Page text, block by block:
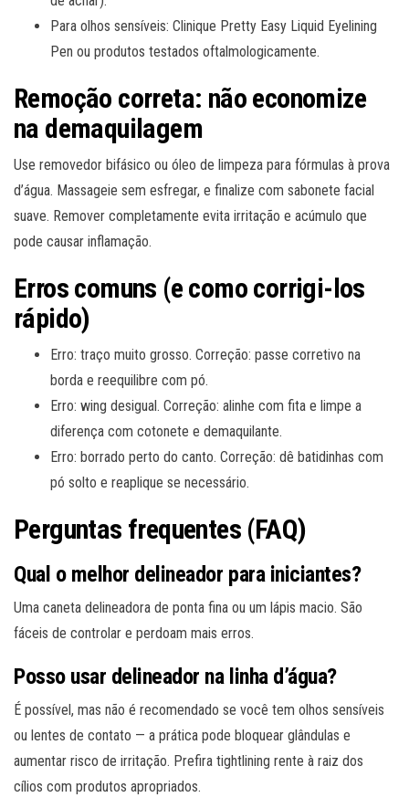
Para olhos sensíveis: Clinique Pretty Easy Liquid Eyelining
Pen ou produtos testados oftalmologicamente.
Remoção correta: não economize
na demaquilagem
Use removedor bifásico ou óleo de limpeza para fórmulas à prova
d’água. Massageie sem esfregar, e finalize com sabonete facial
suave. Remover completamente evita irritação e acúmulo que
pode causar inflamação.
Erros comuns (e como corrigi-los
rápido)
Erro: traço muito grosso. Correção: passe corretivo na
borda e reequilibre com pó.
Erro: wing desigual. Correção: alinhe com fita e limpe a
diferença com cotonete e demaquilante.
Erro: borrado perto do canto. Correção: dê batidinhas com
pó solto e reaplique se necessário.
Perguntas frequentes (FAQ)
Qual o melhor delineador para iniciantes?
Uma caneta delineadora de ponta fina ou um lápis macio. São
fáceis de controlar e perdoam mais erros.
Posso usar delineador na linha d’água?
É possível, mas não é recomendado se você tem olhos sensíveis
ou lentes de contato — a prática pode bloquear glândulas e
aumentar risco de irritação. Prefira tightlining rente à raiz dos
cílios com produtos apropriados.